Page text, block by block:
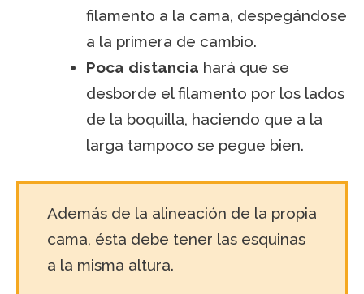
filamento a la cama, despegándose
a la primera de cambio.
Poca distancia hará que se
desborde el filamento por los lados
de la boquilla, haciendo que a la
larga tampoco se pegue bien.
Además de la alineación de la propia
cama, ésta debe tener las esquinas
a la misma altura.